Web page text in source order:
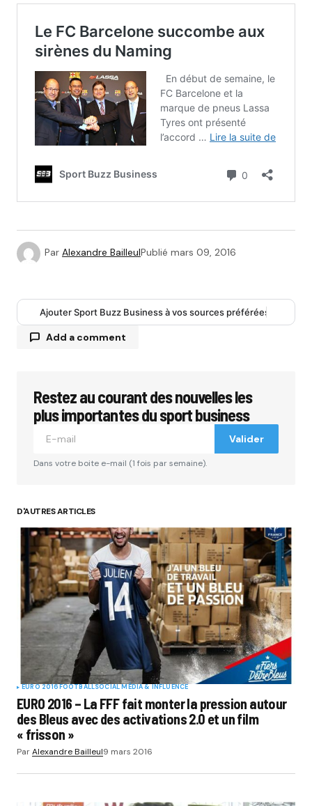
Par Alexandre BailleulPublié mars 09, 2016
Ajouter Sport Buzz Business à vos sources préférées
Add a comment
Votre adresse e-mail ne sera pas publiée.Les
champs obligatoires sont indiqués avec*
Your Name*
Your E-mail*
Submit Comment
Restez au courant des nouvelles les
plus importantes du sport business
Valider
Dans votre boite e-mail (1 fois par semaine).
D'AUTRES ARTICLES
EURO 2016FOOTBALLSOCIAL MÉDIA & INFLUENCE
EURO 2016 – La FFF fait monter la pression autour
des Bleus avec des activations 2.0 et un film
« frisson »
ParAlexandre Bailleul9 mars 2016